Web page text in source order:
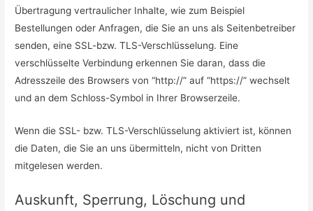
Übertragung vertraulicher Inhalte, wie zum Beispiel
Bestellungen oder Anfragen, die Sie an uns als Seitenbetreiber
senden, eine SSL-bzw. TLS-Verschlüsselung. Eine
verschlüsselte Verbindung erkennen Sie daran, dass die
Adresszeile des Browsers von “http://” auf “https://” wechselt
und an dem Schloss-Symbol in Ihrer Browserzeile.
Wenn die SSL- bzw. TLS-Verschlüsselung aktiviert ist, können
die Daten, die Sie an uns übermitteln, nicht von Dritten
mitgelesen werden.
Auskunft, Sperrung, Löschung und